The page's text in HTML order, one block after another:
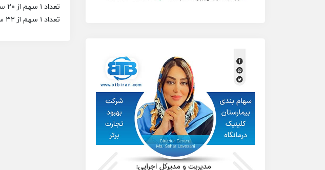
تعداد ۱ سهم از ۲۰ سهم اطفال نیکان غرب
تعداد ۱ سهم از ۳۲ سهم رادیولوژی نیکان شرق